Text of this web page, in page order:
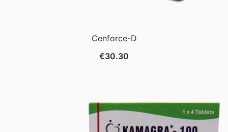
Cenforce-D
€30.30